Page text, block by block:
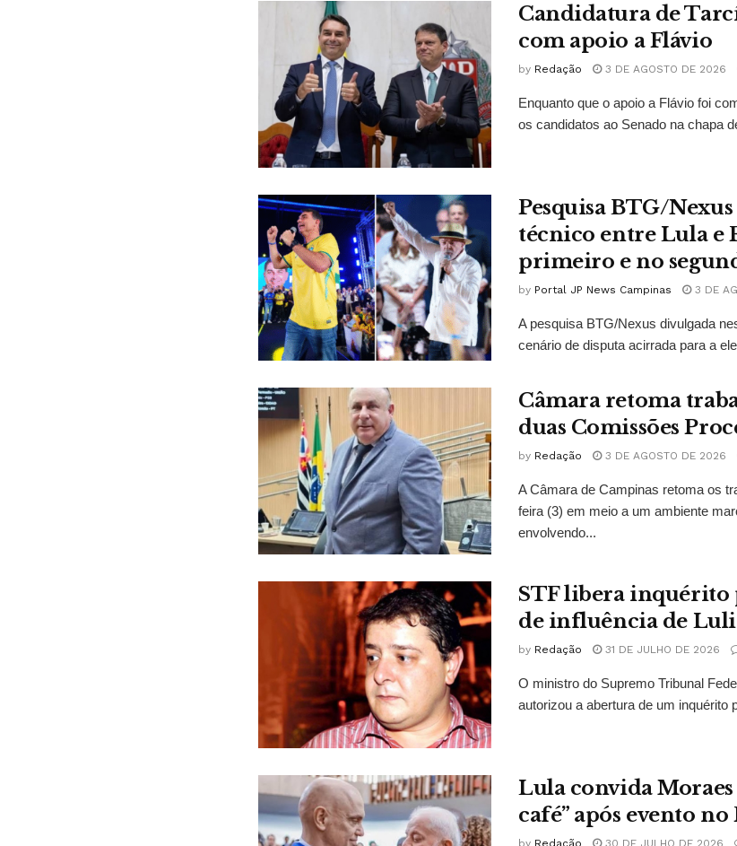
Candidatura de
com apoio a Flávio
by Redação 3 DE AGOSTO DE 2026
Enquanto que o apoio a Flávio foi
os candidatos ao Senado na chapa
Pesquisa BTG/
técnico entre Lula e
primeiro e no
by Portal JP News Campinas 3 DE
A pesquisa BTG/Nexus divulgada
cenário de disputa acirrada para a
Câmara retoma
duas Comissões
by Redação 3 DE AGOSTO DE 2026
A Câmara de Campinas retoma os
feira (3) em meio a um ambiente
envolvendo...
STF libera
de influência de
by Redação 31 DE JULHO DE 2026
O ministro do Supremo Tribunal
autorizou a abertura de um inquérito
Lula convida
café” após evento